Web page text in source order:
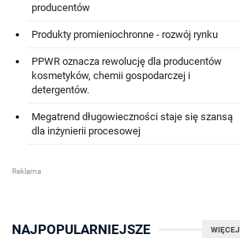
producentów
Produkty promieniochronne - rozwój rynku
PPWR oznacza rewolucję dla producentów
kosmetyków, chemii gospodarczej i
detergentów.
Megatrend długowieczności staje się szansą
dla inżynierii procesowej
WIĘCEJ
NAJPOPULARNIEJSZE